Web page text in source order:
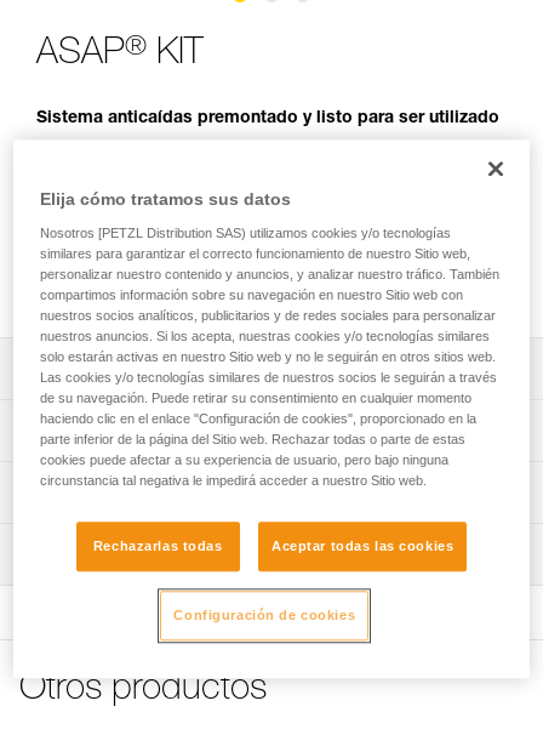
ASAP® KIT
Sistema anticaídas premontado y listo para ser utilizado
El kit anticaídas ASAP KIT es un sistema premontado y listo
para ser utilizado. Está compuesto por un anticaídas
mosquetones OK TRIACT-LOCK con barra de sujeción
CAPTIV. Este kit está disponible en tres versiones en función
de sus necesidades y utilizaciones.
Descripción
Kit premontado, compuesto por un anticaídas deslizante
ASAP, un absorbedor de energía y dos mosquetones OK
TRIACT-LOCK y disponible en tres versiones:
- Con un absorbedor de energía ASAP’SORBER 20
- Un absorbedor de energía ASAP’SORBER de 40
(B070DA01).
- Con un absorbedor de energía ASAP’SORBER AXESS
Anticaídas deslizante para cuerda:
velocidad superior a dos metros por segundo.
Características técnicas
Compatibilidad de la cuerda: 10 a 13 mm
CE EN 12841 tipo A utilizado con un absorbedor de
energía ASAP’SORBER 20/40 o ASAP’SORBER AXESS,
una cuerda CE EN 1891 tipo A de 10 a 13 mm y un
mosquetón OK TRIACT-LOCK
ASAP’SORBER 20/40 o ASAP’SORBER AXESS, una
cuerda AXIS 11 mm con dos terminales cosidos y un
Información técnica
Descargar el pdf technical-notice-ASAP-3
Declaración de conformidad
Descargar el pdf UE-declaration-B070AB00-ASAP
Descargar el pdf UE-Declaration-M33A TL-TLN-OK
Inspección
Otros productos
Elija cómo tratamos sus datos
Nosotros [PETZL Distribution SAS) utilizamos cookies y/o tecnologías
similares para garantizar el correcto funcionamiento de nuestro Sitio web,
personalizar nuestro contenido y anuncios, y analizar nuestro tráfico. También
compartimos información sobre su navegación en nuestro Sitio web con
nuestros socios analíticos, publicitarios y de redes sociales para personalizar
nuestros anuncios. Si los acepta, nuestras cookies y/o tecnologías similares
solo estarán activas en nuestro Sitio web y no le seguirán en otros sitios web.
Las cookies y/o tecnologías similares de nuestros socios le seguirán a través
de su navegación. Puede retirar su consentimiento en cualquier momento
haciendo clic en el enlace "Configuración de cookies", proporcionado en la
parte inferior de la página del Sitio web. Rechazar todas o parte de estas
cookies puede afectar a su experiencia de usuario, pero bajo ninguna
circunstancia tal negativa le impedirá acceder a nuestro Sitio web.
Rechazarlas todas Aceptar todas las cookies
Configuración de cookies